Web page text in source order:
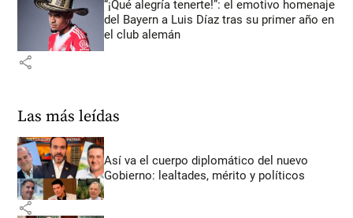
“¡Qué alegría tenerte!”: el emotivo homenaje
del Bayern a Luis Díaz tras su primer año en
el club alemán
share
Las más leídas
Así va el cuerpo diplomático del nuevo
Gobierno: lealtades, mérito y políticos
share